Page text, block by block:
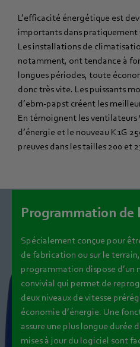
L’efficacité énergétique est
importants dans pratiquement
Les installations de
notamment, ont tendance à
longues périodes, toute
donc très vite. Les puissants
d’ebm‑papst créent les
En témoignent les ventilateurs
d’énergie et le nouveau K1G
preuves dans les tailles 200 et
Programmation de
Spécialement conçue pour
de fabrication ou sur le
programmation dispose d’un
convivial qui permet de
deux niveaux de vitesse
économie d’énergie. Une
assure une plus longue durée
mises à jour du logiciel sont